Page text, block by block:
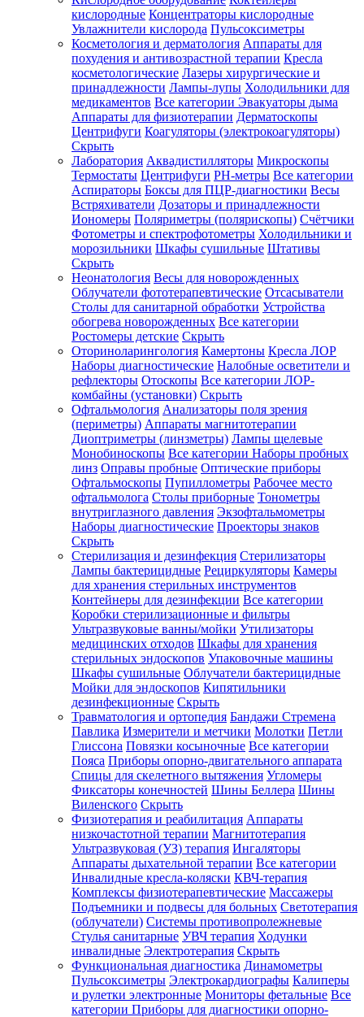
Зарегистрироваться
Зачем
регистрироваться?
Все
покупки
одном
месте
Личный
менеджер
Отслеживание
статуса
заказа
кислородные Концентраторы кислородные
Увлажнители кислорода Пульсоксиметры
Косметология и дерматология Аппараты для
похудения и антивозрастной терапии Кресла
косметологические Лазеры хирургические и
принадлежности Лампы-лупы Холодильники для
медикаментов Все категории Эвакуаторы дыма
Аппараты для физиотерапии Дерматоскопы
Центрифуги Коагуляторы (электрокоагуляторы)
Скрыть
Лаборатория Аквадистилляторы Микроскопы
Термостаты Центрифуги PH-метры Все категории
Аспираторы Боксы для ПЦР-диагностики Весы
Встряхиватели Дозаторы и принадлежности
Иономеры Поляриметры (полярископы) Счётчики
Фотометры и спектрофотометры Холодильники и
морозильники Шкафы сушильные Штативы
Скрыть
Неонатология Весы для новорожденных
Облучатели фототерапевтические Отсасыватели
Столы для санитарной обработки Устройства
обогрева новорожденных Все категории
Ростомеры детские Скрыть
Оториноларингология Камертоны Кресла ЛОР
Наборы диагностические Налобные осветители и
рефлекторы Отоскопы Все категории ЛОР-
комбайны (установки) Скрыть
Офтальмология Анализаторы поля зрения
(периметры) Аппараты магнитотерапии
Диоптриметры (линзметры) Лампы щелевые
Монобиноскопы Все категории Наборы пробных
линз Оправы пробные Оптические приборы
Офтальмоскопы Пупиллометры Рабочее место
офтальмолога Столы приборные Тонометры
внутриглазного давления Экзофтальмометры
Наборы диагностические Проекторы знаков
Скрыть
Стерилизация и дезинфекция Стерилизаторы
Лампы бактерицидные Рециркуляторы Камеры
для хранения стерильных инструментов
Контейнеры для дезинфекции Все категории
Коробки стерилизационные и фильтры
Ультразвуковые ванны/мойки Утилизаторы
медицинских отходов Шкафы для хранения
стерильных эндоскопов Упаковочные машины
Шкафы сушильные Облучатели бактерицидные
Мойки для эндоскопов Кипятильники
дезинфекционные Скрыть
Травматология и ортопедия Бандажи Стремена
Павлика Измерители и метчики Молотки Петли
Глиссона Повязки косыночные Все категории
Пояса Приборы опорно-двигательного аппарата
Спицы для скелетного вытяжения Угломеры
Фиксаторы конечностей Шины Беллера Шины
Виленского Скрыть
Физиотерапия и реабилитация Аппараты
низкочастотной терапии Магнитотерапия
Ультразвуковая (УЗ) терапия Ингаляторы
Аппараты дыхательной терапии Все категории
Инвалидные кресла-коляски КВЧ-терапия
Комплексы физиотерапевтические Массажеры
Подъемники и подвесы для больных Светотерапия
(облучатели) Системы противопролежневые
Стулья санитарные УВЧ терапия Ходунки
инвалидные Электротерапия Скрыть
Функциональная диагностика Динамометры
Пульсоксиметры Электрокардиографы Калиперы
и рулетки электронные Мониторы фетальные Все
категории Приборы для диагностики опорно-